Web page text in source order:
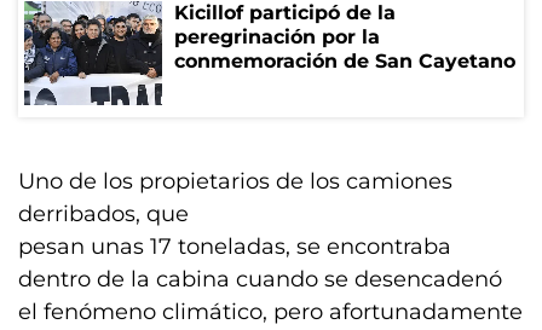
Kicillof participó de la
peregrinación por la
conmemoración de San Cayetano
Uno de los propietarios de los camiones
derribados, que
pesan unas 17 toneladas, se encontraba
dentro de la cabina cuando se desencadenó
el fenómeno climático, pero afortunadamente